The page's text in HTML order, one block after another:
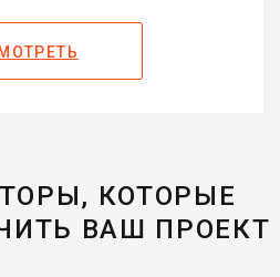
КОТОРЫЕ
ВАШ ПРОЕКТ